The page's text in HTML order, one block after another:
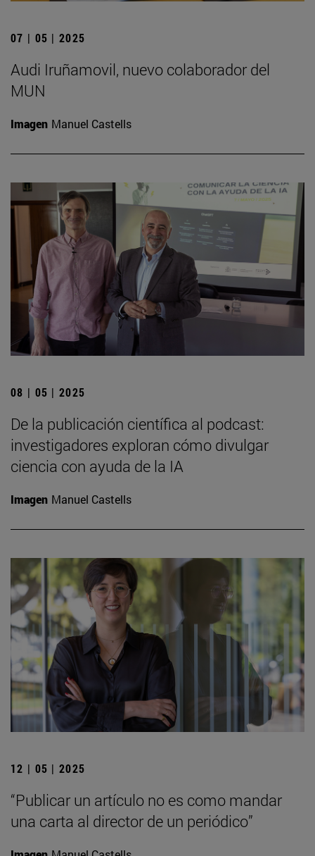
07 | 05 | 2025
Audi Iruñamovil, nuevo colaborador del
MUN
Imagen Manuel Castells
08 | 05 | 2025
De la publicación científica al podcast:
investigadores exploran cómo divulgar
ciencia con ayuda de la IA
Imagen Manuel Castells
12 | 05 | 2025
“Publicar un artículo no es como mandar
una carta al director de un periódico”